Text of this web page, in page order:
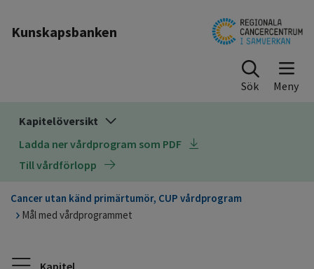
Kunskapsbanken
Sök
Kapitelöversikt
Ladda ner vårdprogram som PDF
Till vårdförlopp
Cancer utan känd primärtumör, CUP vårdprogram
Mål med vårdprogrammet
Kapitel